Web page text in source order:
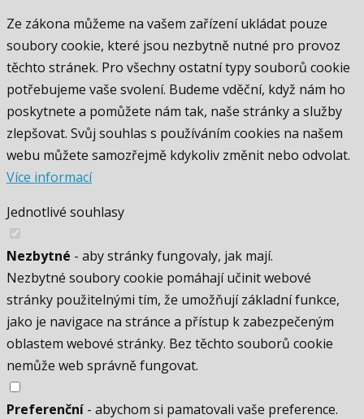
Ze zákona můžeme na vašem zařízení ukládat pouze
soubory cookie, které jsou nezbytně nutné pro provoz
těchto stránek. Pro všechny ostatní typy souborů cookie
potřebujeme vaše svolení. Budeme vděční, když nám ho
poskytnete a pomůžete nám tak, naše stránky a služby
zlepšovat. Svůj souhlas s používáním cookies na našem
webu můžete samozřejmě kdykoliv změnit nebo odvolat.
Více informací
Jednotlivé souhlasy
Nezbytné - aby stránky fungovaly, jak mají.
Nezbytné soubory cookie pomáhají učinit webové
stránky použitelnými tím, že umožňují základní funkce,
jako je navigace na stránce a přístup k zabezpečeným
oblastem webové stránky. Bez těchto souborů cookie
nemůže web správně fungovat.
Preferenční - abychom si pamatovali vaše preference.